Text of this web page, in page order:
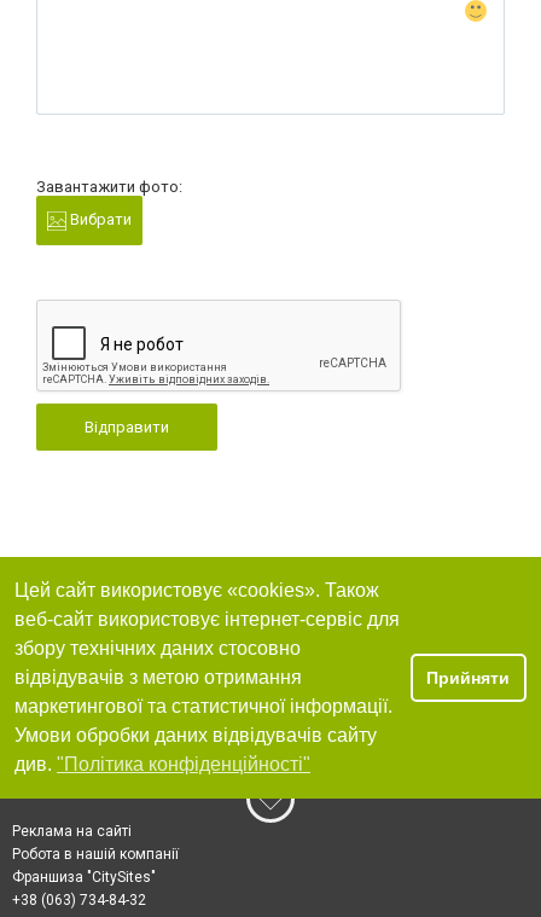
Завантажити фото:
Вибрати
Відправити
Цей сайт використовує «cookies». Також
веб-сайт використовує інтернет-сервіс для
збору технічних даних стосовно
відвідувачів з метою отримання
маркетингової та статистичної інформації.
Умови обробки даних відвідувачів сайту
див. "Політика конфіденційності"
Прийняти
Реклама на сайті
Робота в нашій компанії
Франшиза "CitySites"
+38 (063) 734-84-32